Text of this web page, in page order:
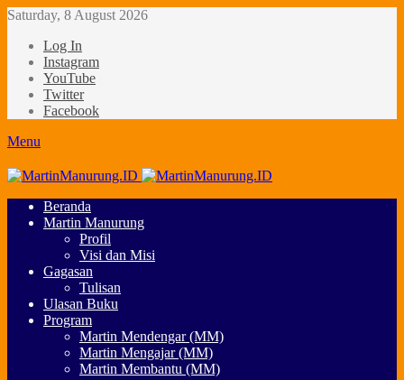
Saturday, 8 August 2026
Log In
Instagram
YouTube
Twitter
Facebook
Menu
Beranda
Martin Manurung
Profil
Visi dan Misi
Gagasan
Tulisan
Ulasan Buku
Program
Martin Mendengar (MM)
Martin Mengajar (MM)
Martin Membantu (MM)